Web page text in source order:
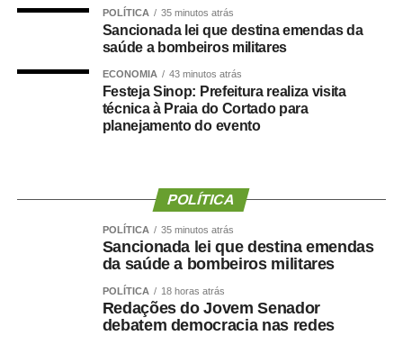
forma como o processo foi conduzido.
“Eu, em nome do Selecon, também agradeço ao
deputado porque, de fato, fizemos um concurso histórico,
graças à oportunidade que o Juca nos deu para
realizarmos esse concurso com qualidade e segurança,
mas, acima de tudo, com muita transparência”, declarou o
Ao final do encontro, Juca reforçou a importância da
realizados com responsabilidade, transparência e
igualdade de oportunidades para todos os candidatos.
POLÍTICA 35 minutos atrás
Sancionada lei que destina emendas da
saúde a bombeiros militares
ECONOMIA 43 minutos atrás
Festeja Sinop: Prefeitura realiza visita
técnica à Praia do Cortado para
planejamento do evento
POLÍTICA
POLÍTICA 35 minutos atrás
Sancionada lei que destina emendas
da saúde a bombeiros militares
POLÍTICA 18 horas atrás
Redações do Jovem Senador
debatem democracia nas redes